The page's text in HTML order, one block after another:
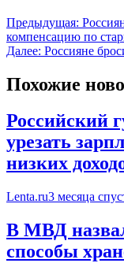
Предыдущая:
компенсацию по
Далее: Россияне
Похожие
Российский
урезать
низких
Lenta.ru3 месяца
В МВД
способы